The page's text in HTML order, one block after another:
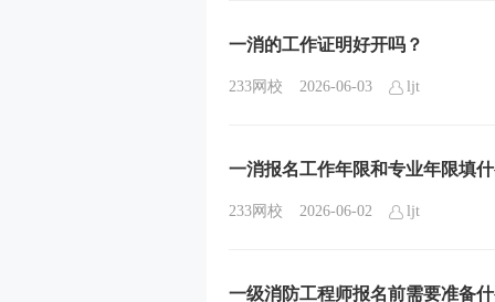
一消的工作证明好开吗？
233网校 2026-06-03 ljt
一消报名工作年限和专业年限填什
233网校 2026-06-02 ljt
一级消防工程师报名前需要准备什